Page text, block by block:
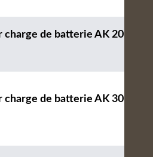
charge de batterie AK 20
charge de batterie AK 30